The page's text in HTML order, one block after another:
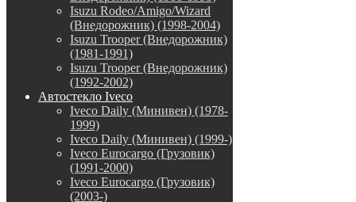
Isuzu Rodeo/Amigo/Wizard
(Внедорожник) (1998-2004)
Isuzu Trooper (Внедорожник)
(1981-1991)
Isuzu Trooper (Внедорожник)
(1992-2002)
Автостекло Iveco
Iveco Daily (Минивен) (1978-
1999)
Iveco Daily (Минивен) (1999-)
Iveco Eurocargo (Грузовик)
(1991-2000)
Iveco Eurocargo (Грузовик)
(2003-)